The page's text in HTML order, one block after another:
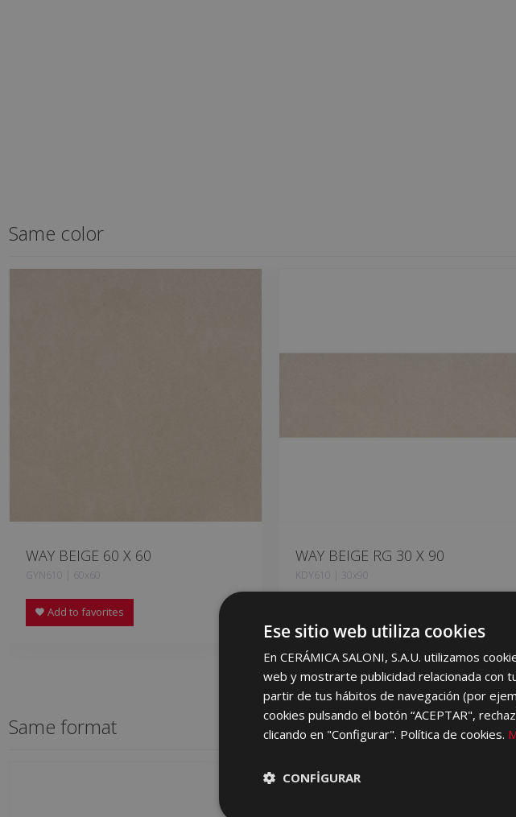
Same color
WAY BEIGE 60 X 60
GYN610 | 60x60
Add to favorites
WAY BEIGE RG 30 X 90
KDY610 | 30x90
Same format
Ese sitio web utiliza cookies
En CERÁMICA SALONI, S.A.U. utilizamos
web y mostrarte publicidad relacionada con
partir de tus hábitos de navegación (por
cookies pulsando el botón “ACEPTAR",
clicando en "Configurar". Política de cookies.
CONFIGURAR